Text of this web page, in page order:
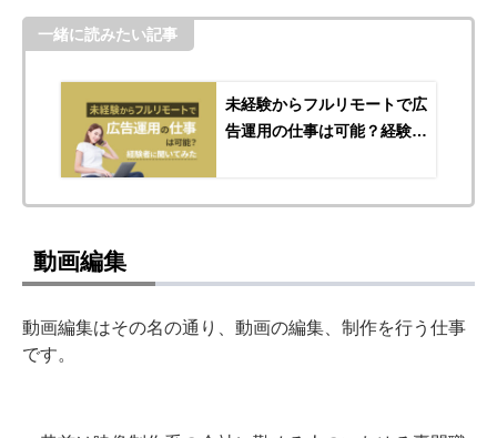
一緒に読みたい記事
未経験からフルリモートで広
告運用の仕事は可能？経験者
動画編集
動画編集はその名の通り、動画の編集、制作を行う仕事
です。